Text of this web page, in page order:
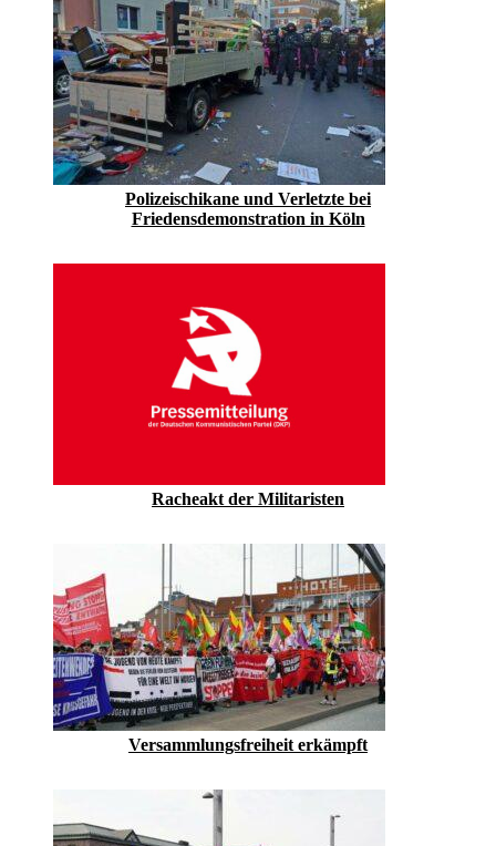
Polizeischikane und Verletzte bei
Friedensdemonstration in Köln
Racheakt der Militaristen
Versammlungsfreiheit erkämpft